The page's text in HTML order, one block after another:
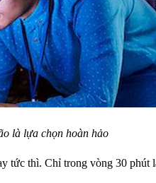
là lựa chọn hoàn hảo
tức thì. Chỉ trong vòng 30 phút